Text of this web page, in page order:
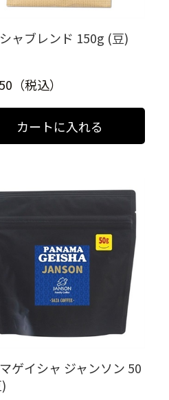
ャブレンド 150g (豆)
（税込）
ゲイシャ ジャンソン 50